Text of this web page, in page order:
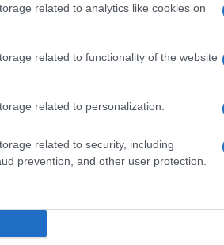
related to analytics like cookies on
related to functionality of the website
related to personalization.
related to security, including
prevention, and other user protection.
σε ακραίες
εξέλιξης στην...
Ποιότητας
μαζικής παραγωγής στη Μελέτη